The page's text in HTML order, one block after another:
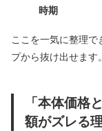
時期
ここを一気に整理
プから抜け出せます。
「本体価格
額がズレる